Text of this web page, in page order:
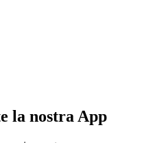
la nostra App